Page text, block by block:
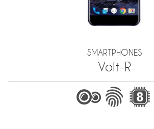
SMARTPHONES
Volt-R